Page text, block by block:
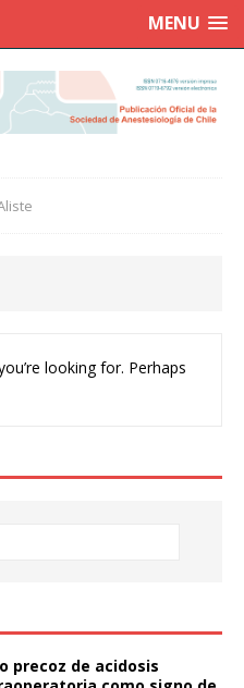
MENU
looking for. Perhaps
precoz de acidosis